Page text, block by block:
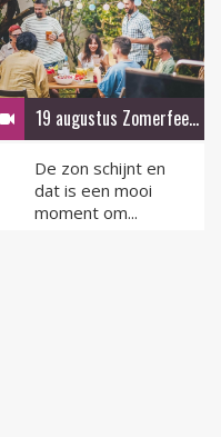
19 augustus Zomerfeest in de tuin
De zon schijnt en
dat is een mooi
moment om...